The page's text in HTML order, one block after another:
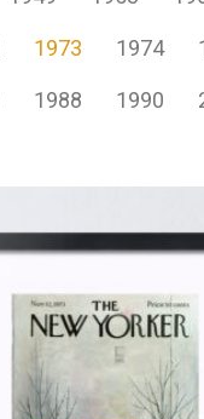
1973 1974
1988 1990